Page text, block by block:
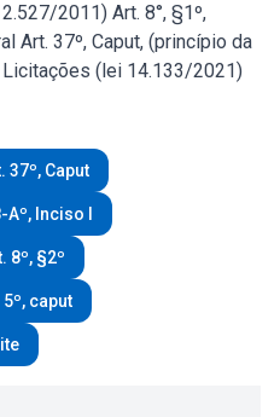
2011) Art. 8°, §1º,
Art. 37º, Caput, (princípio da
(lei 14.133/2021)
37º, Caput
Aº, Inciso I
8º, §2º
caput